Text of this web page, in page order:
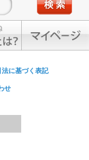
法に基づく表記
せ